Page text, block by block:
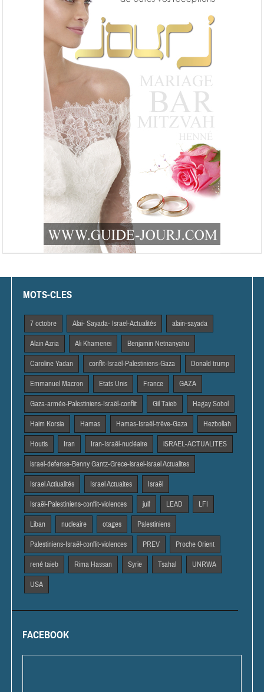
MOTS-CLES
7 octobre Alai- Sayada- Israel-Actualités alain-sayada
Alain Azria Ali Khamenei Benjamin Netnanyahu
Caroline Yadan conflit-Israël-Palestiniens-Gaza Donald trump
Emmanuel Macron Etats Unis France GAZA
Gaza-armée-Palestiniens-Israël-conflit Gil Taieb Hagay Sobol
Haim Korsia Hamas Hamas-Israël-trêve-Gaza Hezbollah
Houtis Iran Iran-Israël-nucléaire iSRAEL-ACTUALITES
israel-defense-Benny Gantz-Grece-israel-israel Actualites
Israel Actiualités Israel Actuaites Israël
Israël-Palestiniens-conflit-violences juif LEAD LFI
Liban nucleaire otages Palestiniens
Palestiniens-Israël-conflit-violences PREV Proche Orient
rené taieb Rima Hassan Syrie Tsahal UNRWA
USA
FACEBOOK